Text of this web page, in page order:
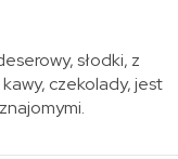
słodki, z
czekolady, jest